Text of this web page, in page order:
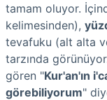
tamam oluyor.
kelimesinden),
tevafuku (alt alta
tarzında
gören "Kur'an'ın
görebiliyorum"